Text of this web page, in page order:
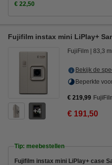
€ 22,50
Fujifilm instax mini LiPlay+
4
FujiFilm 83,3
Bekijk de
Beperkte
€ 219,99
€ 191,50
Tip: meebestellen
Fujifilm instax mini LiPlay+ case